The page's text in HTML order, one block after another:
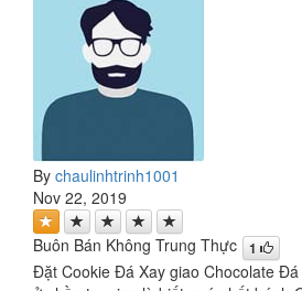
By chaulinhtrinh1001
Nov 22, 2019
Buôn Bán Không Trung Thực 1
Đặt Cookie Đá Xay giao Chocolate